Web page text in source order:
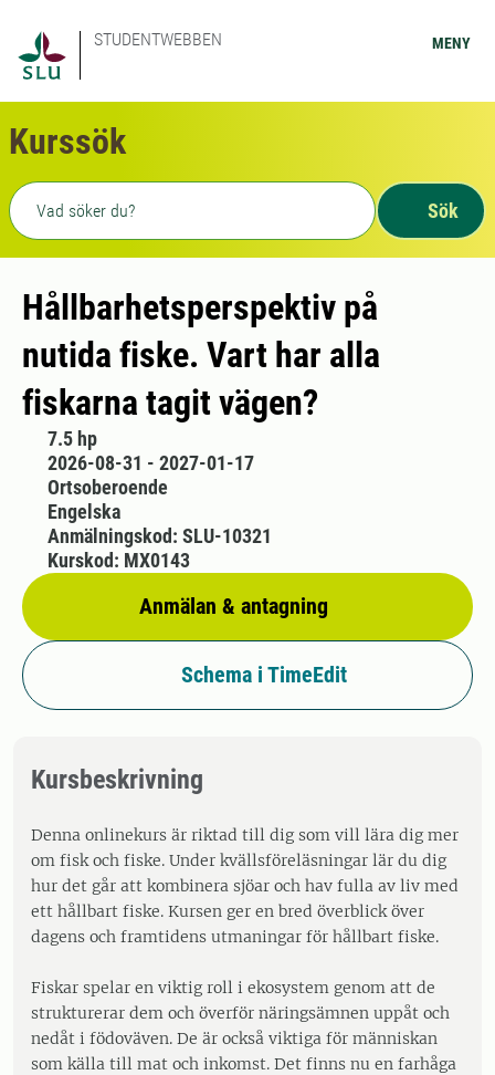
STUDENTWEBBEN MENY
Kurssök
Fritext sökning
Sök
Hållbarhetsperspektiv på
nutida fiske. Vart har alla
fiskarna tagit vägen?
7.5 hp
2026-08-31 - 2027-01-17
Ortsoberoende
Engelska
Anmälan & antagning
Anmälningskod: SLU-10321
Kurskod: MX0143
Schema i TimeEdit
Kursbeskrivning
Denna onlinekurs är riktad till dig som vill lära dig mer
om fisk och fiske. Under kvällsföreläsningar lär du dig
hur det går att kombinera sjöar och hav fulla av liv med
ett hållbart fiske. Kursen ger en bred överblick över
dagens och framtidens utmaningar för hållbart fiske.
Fiskar spelar en viktig roll i ekosystem genom att de
strukturerar dem och överför näringsämnen uppåt och
nedåt i födoväven. De är också viktiga för människan
som källa till mat och inkomst. Det finns nu en farhåga